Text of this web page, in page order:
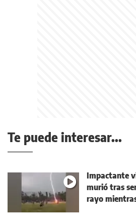
Te puede interesar...
Impactante
murió tras
rayo